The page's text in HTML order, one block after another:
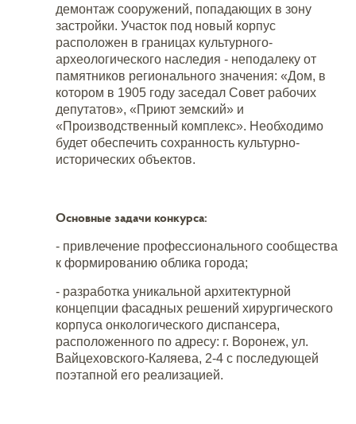
демонтаж сооружений, попадающих в зону
застройки. Участок под новый корпус
расположен в границах культурного-
археологического наследия - неподалеку от
памятников регионального значения: «Дом, в
котором в 1905 году заседал Совет рабочих
депутатов», «Приют земский» и
«Производственный комплекс». Необходимо
будет обеспечить сохранность культурно-
исторических объектов.
Основные задачи конкурса:
- привлечение профессионального сообщества
к формированию облика города;
- разработка уникальной архитектурной
концепции фасадных решений хирургического
корпуса онкологического диспансера,
расположенного по адресу: г. Воронеж, ул.
Вайцеховского-Каляева, 2-4 с последующей
поэтапной его реализацией.